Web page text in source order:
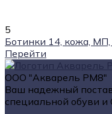
5
Ботинки 14, кожа,
Перейти
ООО "Акварель РМ8"
Ваш надежный
специальной обуви и